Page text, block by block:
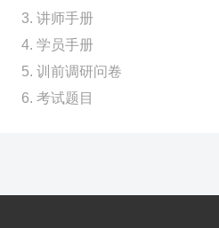
3. 讲师手册
4. 学员手册
5. 训前调研问卷
6. 考试题目